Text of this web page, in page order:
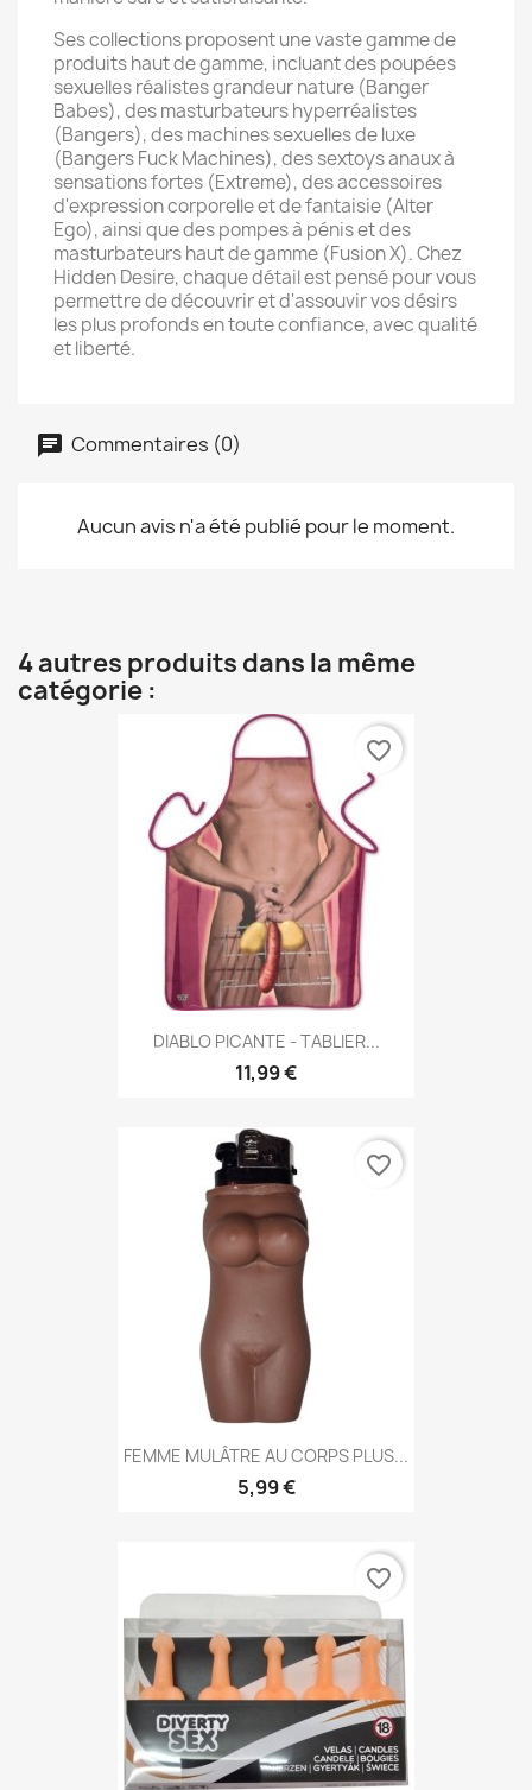
Ses collections proposent une vaste gamme de
produits haut de gamme, incluant des poupées
sexuelles réalistes grandeur nature (Banger
Babes), des masturbateurs hyperréalistes
(Bangers), des machines sexuelles de luxe
(Bangers Fuck Machines), des sextoys anaux à
sensations fortes (Extreme), des accessoires
d'expression corporelle et de fantaisie (Alter
Ego), ainsi que des pompes à pénis et des
masturbateurs haut de gamme (Fusion X). Chez
Hidden Desire, chaque détail est pensé pour vous
permettre de découvrir et d'assouvir vos désirs
les plus profonds en toute confiance, avec qualité
et liberté.
Commentaires (0)
Aucun avis n'a été publié pour le moment.
4 autres produits dans la même
catégorie :
DIABLO PICANTE - TABLIER...
11,99 €
favorite_border
FEMME MULÂTRE AU CORPS PLUS...
5,99 €
favorite_border
favorite_border